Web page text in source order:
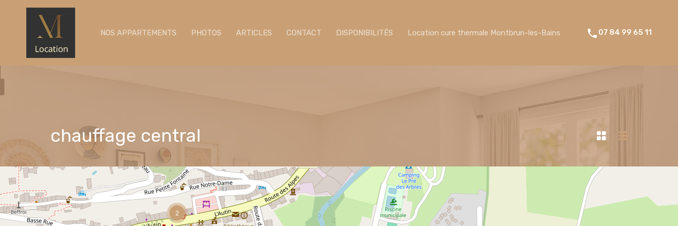
NOS APPARTEMENTS PHOTOS ARTICLES CONTACT DISPONIBILITÉS Location cure thermale Montbrun-les-Bains 07 84 99 65 11
chauffage central
2